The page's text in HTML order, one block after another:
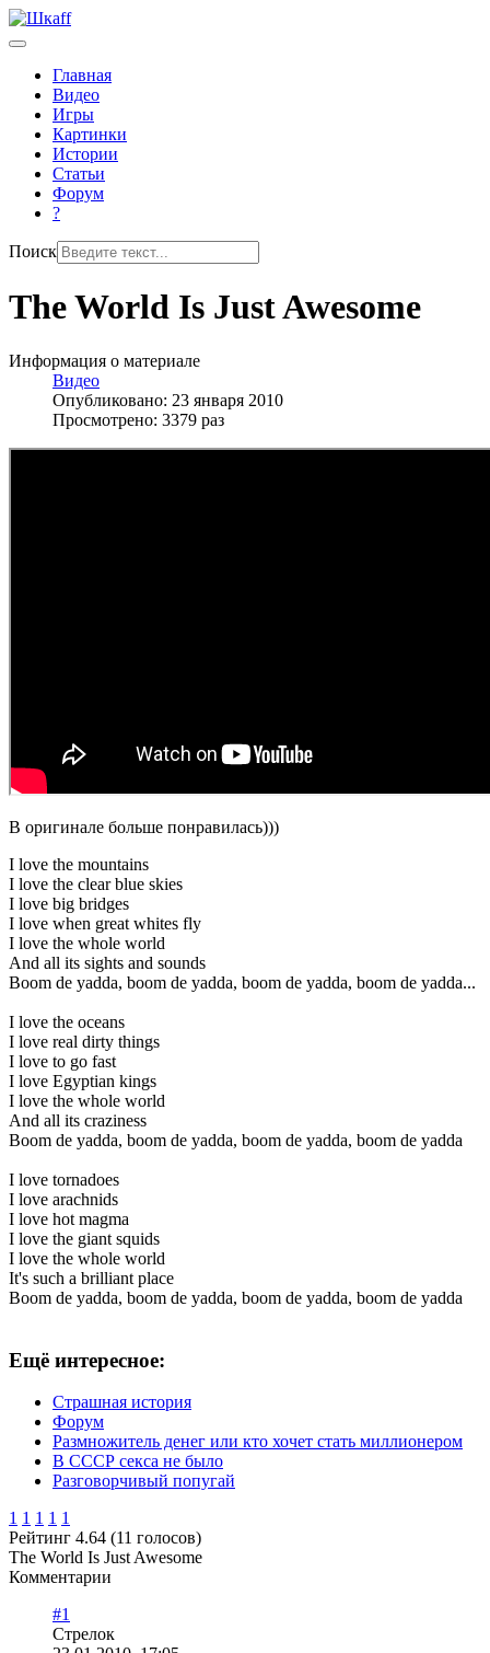
Главная
Видео
Игры
Картинки
Истории
Статьи
Форум
?
Поиск
The World Is Just Awesome
Информация о материале
Видео
Опубликовано: 23 января 2010
Просмотрено: 3379 раз
В оригинале больше понравилась)))
I love the mountains
I love the clear blue skies
I love big bridges
I love when great whites fly
I love the whole world
And all its sights and sounds
Boom de yadda, boom de yadda, boom de yadda, boom de yadda...
I love the oceans
I love real dirty things
I love to go fast
I love Egyptian kings
I love the whole world
And all its craziness
Boom de yadda, boom de yadda, boom de yadda, boom de yadda
I love tornadoes
I love arachnids
I love hot magma
I love the giant squids
I love the whole world
It's such a brilliant place
Boom de yadda, boom de yadda, boom de yadda, boom de yadda
Ещё интересное:
Страшная история
Форум
Размножитель денег или кто хочет стать миллионером
В СССР секса не было
Разговорчивый попугай
1 1 1 1 1
Рейтинг 4.64 (11 голосов)
The World Is Just Awesome
Комментарии
#1
Стрелок